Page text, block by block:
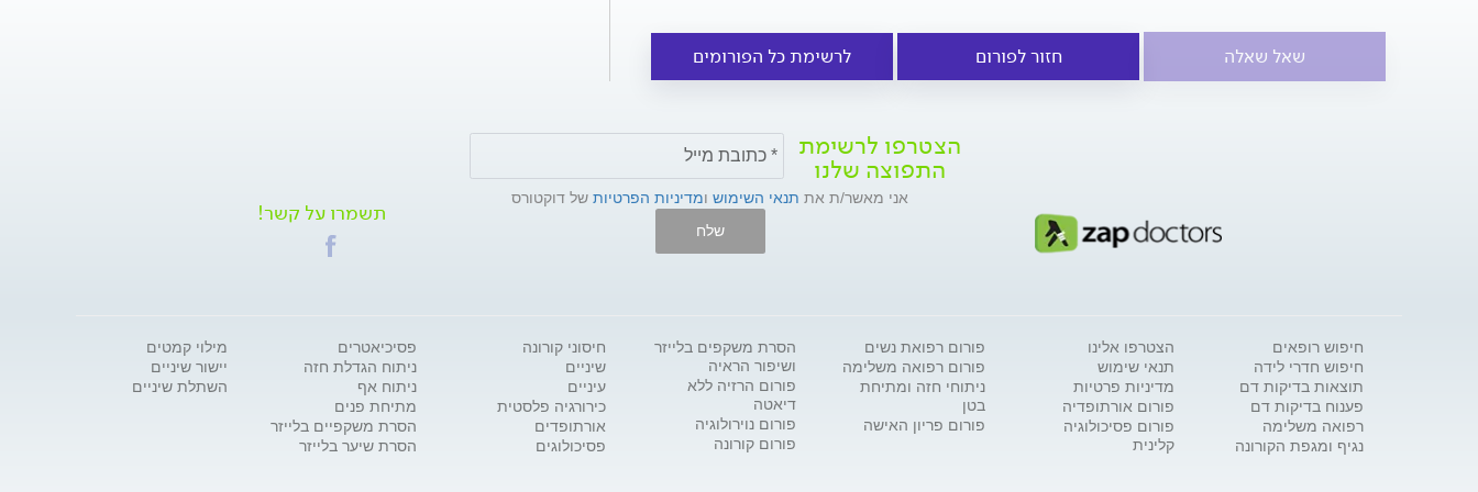
שאל שאלה חזור לפורום לרשימת כל הפורומים
הצטרפו לרשימת
התפוצה שלנו
אני מאשר/ת את תנאי השימוש ומדיניות הפרטיות של דוקטורס
שלח
תשמרו על קשר!
חיפוש רופאים
חיפוש חדרי לידה
תוצאות בדיקות דם
פענוח בדיקות דם
רפואה משלימה
נגיף ומגפת הקורונה
הצטרפו אלינו
תנאי שימוש
מדיניות פרטיות
פורום אורתופדיה
פורום פסיכולוגיה
קלינית
פורום רפואת נשים
פורום רפואה משלימה
ניתוחי חזה ומתיחת
בטן
פורום פריון האישה
הסרת משקפים בלייזר
ושיפור הראיה
פורום הרזיה ללא
דיאטה
פורום נוירולוגיה
פורום קורונה
חיסוני קורונה
שיניים
עיניים
כירורגיה פלסטית
אורתופדים
פסיכולוגים
פסיכיאטרים
ניתוח הגדלת חזה
ניתוח אף
מתיחת פנים
הסרת משקפיים בלייזר
הסרת שיער בלייזר
מילוי קמטים
יישור שיניים
השתלת שיניים